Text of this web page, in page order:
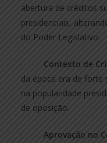
abertura de créditos
presidenciais,
do Poder Legislativo.
· Contexto de
da época era de forte
na popularidade
de oposição.
· Aprovação no